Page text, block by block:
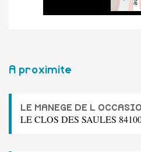
A proximite
LE MANEGE DE L
LE CLOS DES SAULES